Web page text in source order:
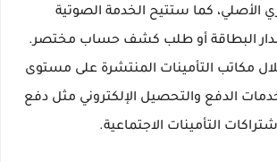
الأصلي، كما ستتيح الخدمة الصوتية
البطاقة أو طلب كشف حساب مختصر.
مكاتب التأمينات المنتشرة على مستوى
الدفع والتحصيل الإلكتروني مثل دفع
التأمينات الاجتماعية.